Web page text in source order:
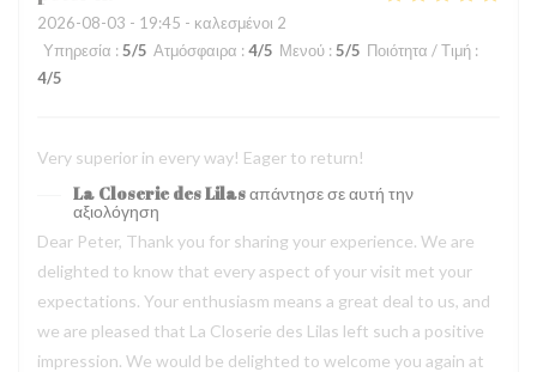
2026-08-03 - 19:45 - καλεσμένοι 2
Υπηρεσία : 5/5 Ατμόσφαιρα : 4/5 Μενού : 5/5 Ποιότητα / Τιμή :
4/5
Very superior in every way! Eager to return!
La Closerie des Lilasαπάντησε σε αυτή την
αξιολόγηση
Dear Peter, Thank you for sharing your experience. We are
delighted to know that every aspect of your visit met your
expectations. Your enthusiasm means a great deal to us, and
we are pleased that La Closerie des Lilas left such a positive
impression. We would be delighted to welcome you again at